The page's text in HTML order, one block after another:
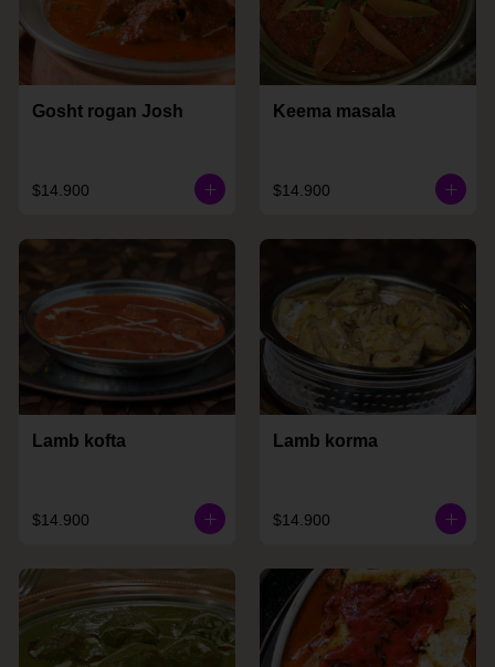
Gosht rogan Josh
$14.900
Keema masala
$14.900
Lamb kofta
$14.900
Lamb korma
$14.900